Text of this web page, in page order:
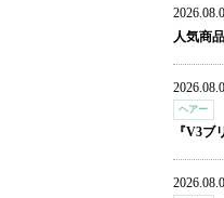
人気商
ヘアー
『V3